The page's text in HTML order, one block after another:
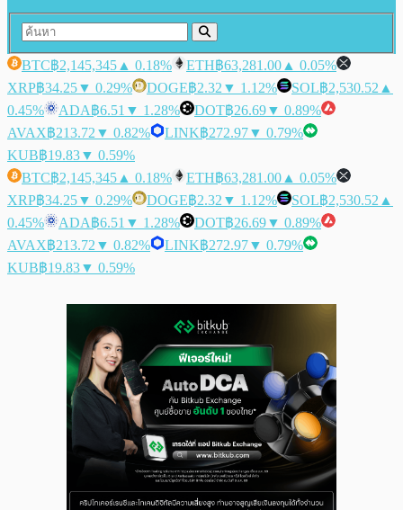
BTC฿2,145,345 ▲ 0.18% ETH฿63,281.00 ▲ 0.05%
XRP฿34.25▼ 0.29% DOGE฿2.32 ▼ 1.12% SOL฿2,530.52 ▲
0.45%
ADA฿6.51 ▼ 1.28% DOT฿26.69▼ 0.89%
AVAX฿213.72 ▼ 0.82% LINK฿272.97▼ 0.79%
KUB฿19.83▼ 0.59%
BTC฿2,145,345 ▲ 0.18% ETH฿63,281.00 ▲ 0.05%
XRP฿34.25▼ 0.29% DOGE฿2.32 ▼ 1.12% SOL฿2,530.52 ▲
0.45%
ADA฿6.51 ▼ 1.28% DOT฿26.69▼ 0.89%
AVAX฿213.72 ▼ 0.82% LINK฿272.97▼ 0.79%
KUB฿19.83▼ 0.59%